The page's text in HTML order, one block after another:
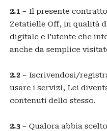
2.1 – Il presente
Zetatielle Off, in qualità
digitale e l’utente che
anche da semplice
2.2 – Iscrivendosi/
usare i servizi, Lei
contenuti dello stesso.
2.3 – Qualora abbia